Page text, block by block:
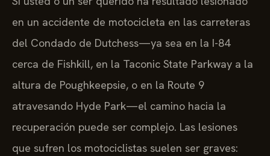
en un accidente de motocicleta en las carreteras
del Condado de Dutchess—ya sea en la I-84
cerca de Fishkill, en la Taconic State Parkway a la
altura de Poughkeepsie, o en la Route 9
atravesando Hyde Park—el camino hacia la
recuperación puede ser complejo. Las lesiones
que sufren los motociclistas suelen ser graves: